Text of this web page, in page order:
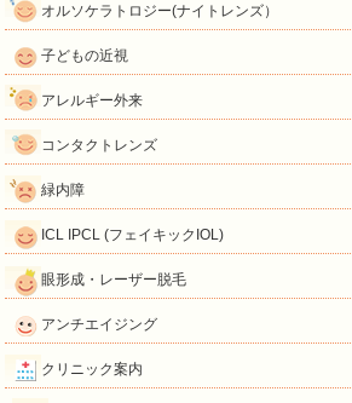
オルソケラトロジー(ナイトレンズ）
子どもの近視
アレルギー外来
コンタクトレンズ
緑内障
ICL IPCL (フェイキックIOL)
眼形成・レーザー脱毛
アンチエイジング
クリニック案内